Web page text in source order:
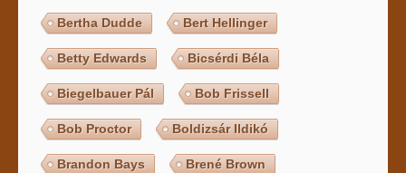
Bertha Dudde Bert Hellinger
Betty Edwards Bicsérdi Béla
Biegelbauer Pál Bob Frissell
Bob Proctor Boldizsár Ildikó
Brandon Bays Brené Brown